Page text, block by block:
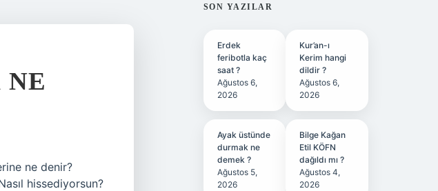
ne denir?
hissediyorsun?
SIDEBAR
SON YAZILAR
Erdek
feribotla kaç
saat ?
Ağustos 6,
2026
Kur’an-ı
Kerim hangi
dildir ?
Ağustos 6,
2026
Ayak üstünde
durmak ne
demek ?
Ağustos 5,
2026
Bilge Kağan
Etil KÖFN
dağıldı mı ?
Ağustos 4,
2026